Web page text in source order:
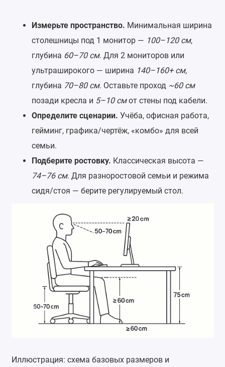
Измерьте пространство. Минимальная ширина
столешницы под 1 монитор — 100–120 см,
глубина 60–70 см. Для 2 мониторов или
ультраширокого — ширина 140–160+ см,
глубина 70–80 см. Оставьте проход ~60 см
позади кресла и 5–10 смот стены под кабели.
Определите сценарии. Учёба, офисная работа,
гейминг, графика/чертёж, «комбо» для всей
семьи.
Подберите ростовку. Классическая высота —
74–76 см. Для разноростовой семьи и режима
сидя/стоя — берите регулируемый стол.
Иллюстрация: схема базовых размеров и